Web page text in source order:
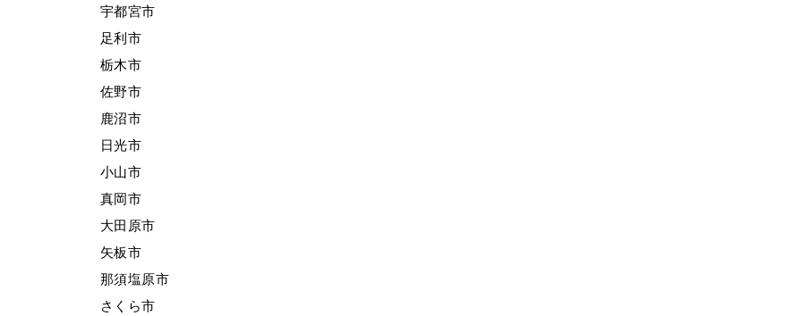
宇都宮市
足利市
栃木市
佐野市
鹿沼市
日光市
小山市
真岡市
大田原市
矢板市
那須塩原市
さくら市